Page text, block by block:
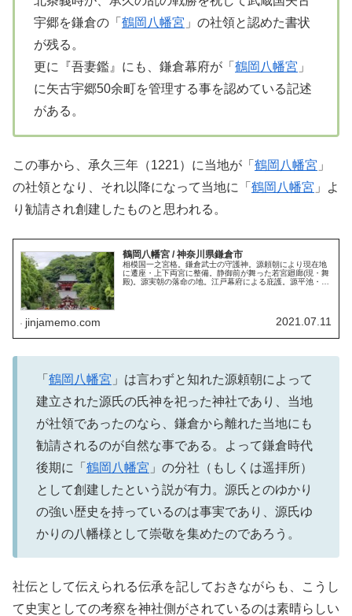
宇郷を鎌倉の「 鶴岡八幡宮 」の社領と認めた書状
が残る。
更に『吾妻鑑』にも、鎌倉幕府が「 鶴岡八幡宮 」
に矢古宇郷50余町を管理する事を認めている記述
がある。
この事から、承久三年（1221）に当地が「 鶴岡八幡宮 」
の社領となり、それ以降になって当地に「 鶴岡八幡宮 」よ
り勧請され創建したものと思われる。
鶴岡八幡宮 / 神奈川県鎌倉市
相模国一之宮格。鎌倉武士の守護神。源頼朝により現在地
に遷座・上下両宮に整備。静御前が舞った若宮廻廊(現・舞
殿)。源実朝の落命の地。江戸幕府による庇護。源平池・再
jinjamemo.com 2021.07.11
「 鶴岡八幡宮 」は言わずと知れた源頼朝によって
建立された源氏の氏神を祀った神社であり、当地
が社領であったのなら、鎌倉から離れた当地にも
勧請されるのが自然な事である。よって鎌倉時代
後期に「 鶴岡八幡宮 」の分社（もしくは遥拝所）
として創建したという説が有力。源氏とのゆかり
の強い歴史を持っているのは事実であり、源氏ゆ
かりの八幡様として崇敬を集めたのであろう。
社伝として伝えられる伝承を記しておきながらも、こうし
て史実としての考察を神社側がされているのは素晴らしい